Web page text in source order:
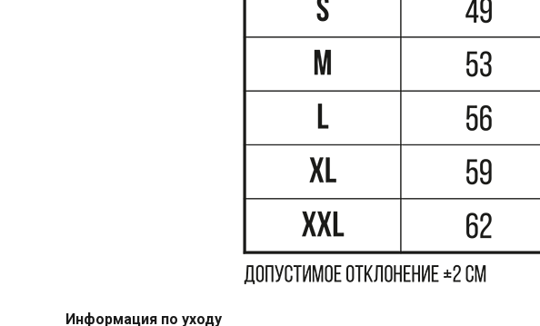
Информация по уходу